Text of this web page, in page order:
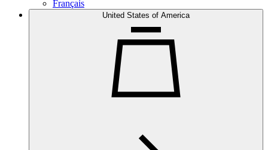
Français
United States of America